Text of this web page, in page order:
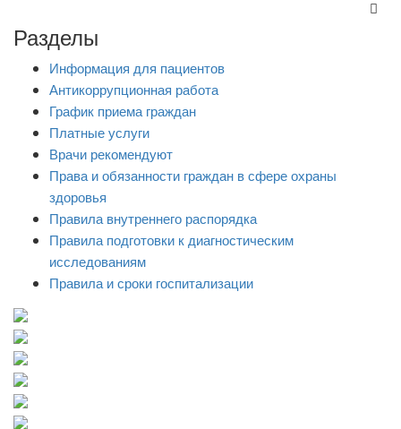
Разделы
Информация для пациентов
Антикоррупционная работа
График приема граждан
Платные услуги
Врачи рекомендуют
Права и обязанности граждан в сфере охраны
здоровья
Правила внутреннего распорядка
Правила подготовки к диагностическим
исследованиям
Правила и сроки госпитализации